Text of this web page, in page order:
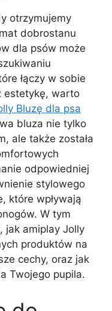
otrzymujemy
dobrostanu
dla psów może
łączy w sobie
estetykę, warto
Bluzę dla psa
bluza nie tylko
ale także została
odpowiedniej
stylowego
które wpływają
W tym
jak amiplay Jolly
produktów na
cechy, oraz jak
Twojego pupila.